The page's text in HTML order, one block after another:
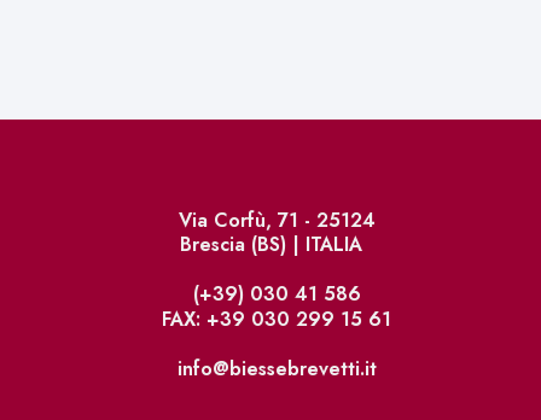
Via Corfù, 71 - 25124
Brescia (BS) | ITALIA
(+39) 030 41 586
FAX: +39 030 299 15 61
info@biessebrevetti.it